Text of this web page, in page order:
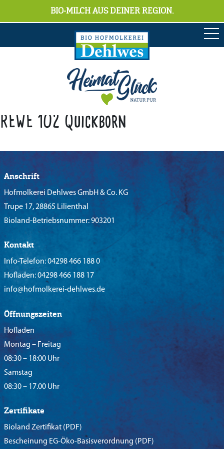
BIO-MILCH AUS DEINER REGION.
REWE 102 Quickborn
Anschrift
Hofmolkerei Dehlwes GmbH & Co. KG
Trupe 17, 28865 Lilienthal
Bioland-Betriebsnummer: 903201
Kontakt
Info-Telefon:04298 466 188 0
Hofladen:04298 466 188 17
info@hofmolkerei-dehlwes.de
Öffnungszeiten
Hofladen
Montag – Freitag
08:30 – 18:00 Uhr
Samstag
08:30 – 17.00 Uhr
Zertifikate
Bioland Zertifikat (PDF)
Bescheinung EG-Öko-Basisverordnung (PDF)